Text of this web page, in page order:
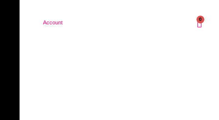
Account
0